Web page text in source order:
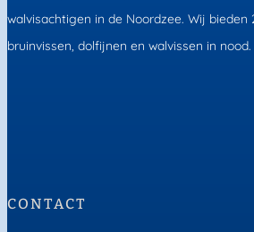
walvisachtigen in de Noordzee. Wij bieden
bruinvissen, dolfijnen en walvissen in nood.
CONTACT